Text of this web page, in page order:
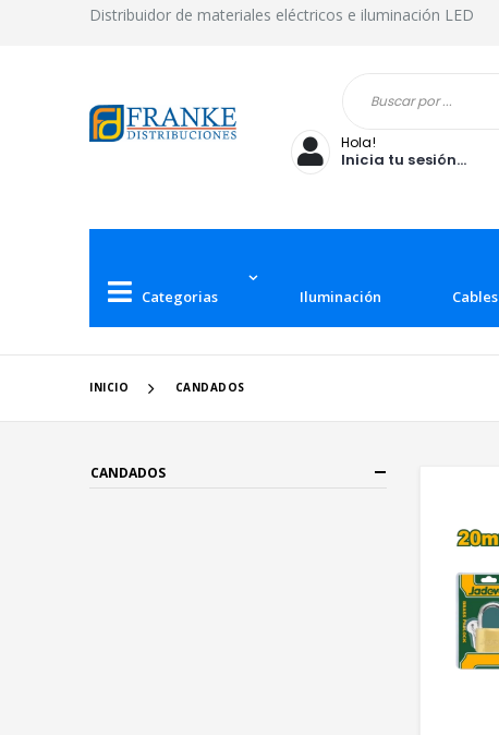
Distribuidor de materiales eléctricos e iluminación LED
Hola!
Inicia tu sesión...
Categorias Iluminación Cables
INICIO CANDADOS
CANDADOS